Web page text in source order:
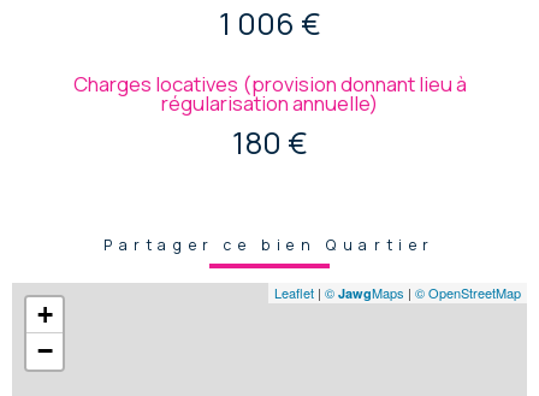
1 006 €
Charges locatives (provision donnant lieu à
régularisation annuelle)
180 €
Partager ce bien Quartier
+
−
Leaflet | © JawgMaps | © OpenStreetMap